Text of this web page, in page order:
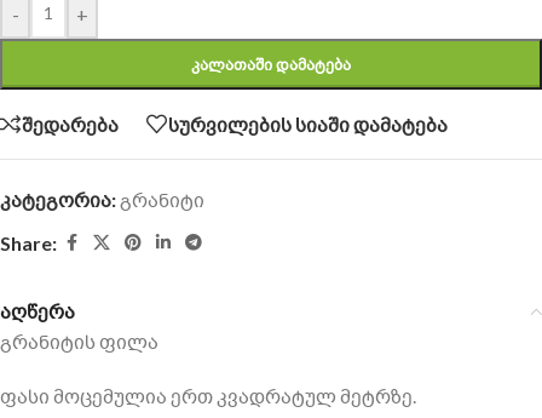
- +
ᲙᲐᲚᲐᲗᲐᲨᲘ ᲓᲐᲛᲐᲢᲔᲑᲐ
შედარება სურვილების სიაში დამატება
კატეგორია:გრანიტი
Share:
აღწერა
გრანიტის ფილა
ფასი მოცემულია ერთ კვადრატულ მეტრზე.